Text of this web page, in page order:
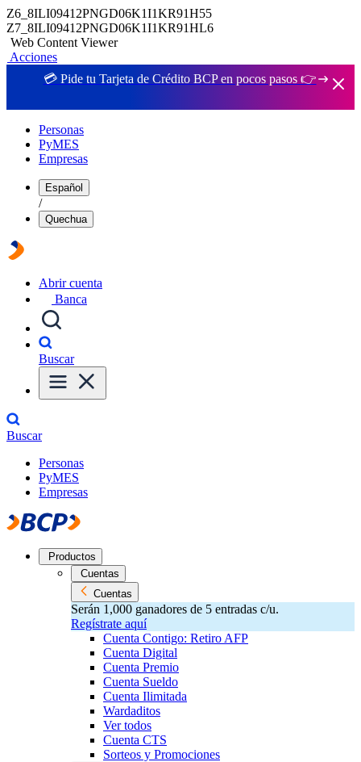
Z6_8ILI09412PNGD06K1I1KR91H55
Z7_8ILI09412PNGD06K1I1KR91HL6
Web Content Viewer
Acciones
💳 Pide tu Tarjeta de Crédito BCP en pocos pasos 👉
Personas
PyMES
Empresas
Español
/
Quechua
Abrir cuenta
Banca
Buscar
Buscar
Personas
PyMES
Empresas
Productos
Cuentas
Cuentas
Serán 1,000 ganadores de 5 entradas c/u.
Regístrate aquí
Cuenta Contigo: Retiro AFP
Cuenta Digital
Cuenta Premio
Cuenta Sueldo
Cuenta Ilimitada
Wardaditos
Ver todos
Cuenta CTS
Sorteos y Promociones